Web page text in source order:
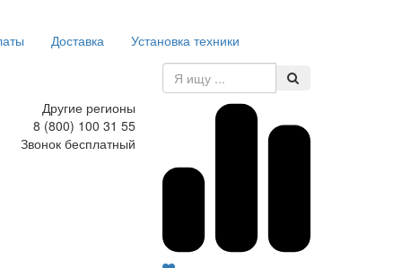
Доставка Установка техники
Другие регионы
8 (800) 100 31 55
Звонок бесплатный